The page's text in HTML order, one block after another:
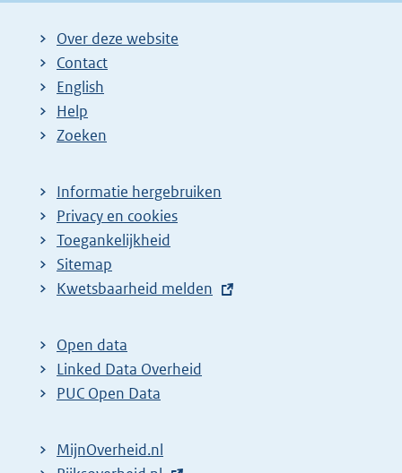
n
o
r
Over deze website
Contact
English
Help
Zoeken
Informatie hergebruiken
Privacy en cookies
Toegankelijkheid
Sitemap
E
t
e
r
l
Kwetsbaarheid melden
Open data
Linked Data Overheid
PUC Open Data
MijnOverheid.nl